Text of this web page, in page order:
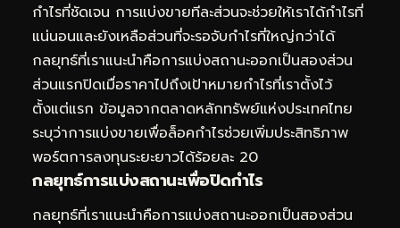
กำไรที่ชัดเจน การแบ่งขายทีละส่วนจะช่วยให้เราได้กำไรที่
แน่นอนและยังเหลือส่วนที่จะรอจับกำไรที่ใหญ่กว่าได้
กลยุทธ์ที่เราแนะนำคือการแบ่งสถานะออกเป็นสองส่วน
ส่วนแรกปิดเมื่อราคาไปถึงเป้าหมายกำไรที่เราตั้งไว้
ตั้งแต่แรก ข้อมูลจากตลาดหลักทรัพย์แห่งประเทศไทย
ระบุว่าการแบ่งขายเพื่อล็อคกำไรช่วยเพิ่มประสิทธิภาพ
พอร์ตการลงทุนระยะยาวได้ร้อยละ 20
กลยุทธ์การแบ่งสถานะเพื่อปิดกำไร
กลยุทธ์ที่เราแนะนำคือการแบ่งสถานะออกเป็นสองส่วน